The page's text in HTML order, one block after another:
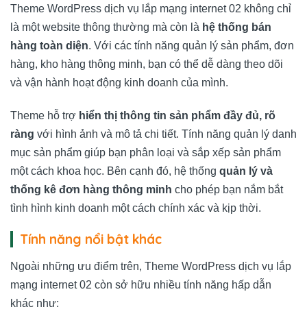
Theme WordPress dịch vụ lắp mạng internet 02 không chỉ
là một website thông thường mà còn là hệ thống bán
hàng toàn diện. Với các tính năng quản lý sản phẩm, đơn
hàng, kho hàng thông minh, bạn có thể dễ dàng theo dõi
và vận hành hoạt động kinh doanh của mình.
Theme hỗ trợ hiển thị thông tin sản phẩm đầy đủ, rõ
ràng với hình ảnh và mô tả chi tiết. Tính năng quản lý danh
mục sản phẩm giúp bạn phân loại và sắp xếp sản phẩm
một cách khoa học. Bên cạnh đó, hệ thống quản lý và
thống kê đơn hàng thông minh cho phép bạn nắm bắt
tình hình kinh doanh một cách chính xác và kịp thời.
Tính năng nổi bật khác
Ngoài những ưu điểm trên, Theme WordPress dịch vụ lắp
mạng internet 02 còn sở hữu nhiều tính năng hấp dẫn
khác như: